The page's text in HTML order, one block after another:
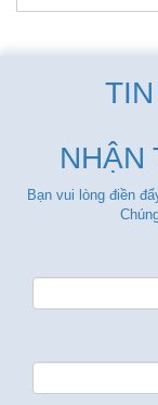
Bán nhà 128
Nhuận
BÁN NHÀ MẶT
Nhuận TP. Hồ Chí
Cần bán nhà mặt